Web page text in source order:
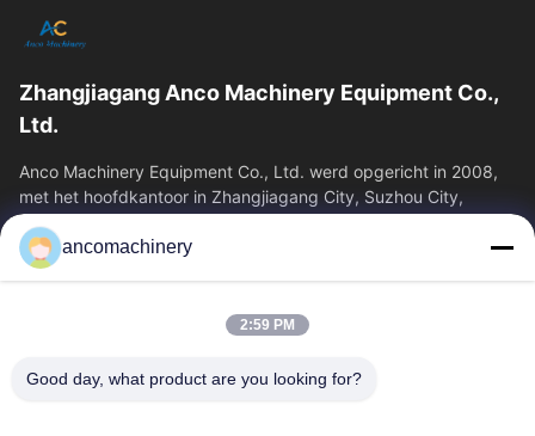
Zhangjiagang Anco Machinery Equipment Co.,
Ltd.
Anco Machinery Equipment Co., Ltd. werd opgericht in 2008,
met het hoofdkantoor in Zhangjiagang City, Suzhou City,
Jiangsu Province. Het is een...
Snelle Links
Over Ons
Fabrieksreis
Kwaliteitscontrole
ancomachinery
2:59 PM
Good day, what product are you looking for?